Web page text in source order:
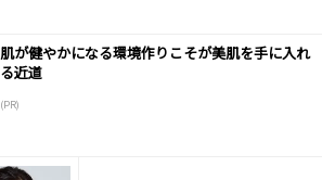
肌が健やかになる環境作りこそが美肌を手に入れ
る近道
(PR)